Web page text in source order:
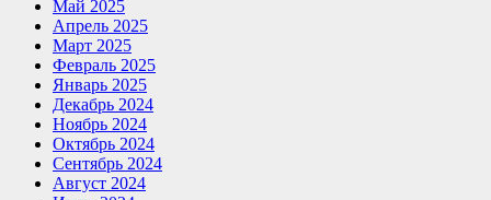
Май 2025
Апрель 2025
Март 2025
Февраль 2025
Январь 2025
Декабрь 2024
Ноябрь 2024
Октябрь 2024
Сентябрь 2024
Август 2024